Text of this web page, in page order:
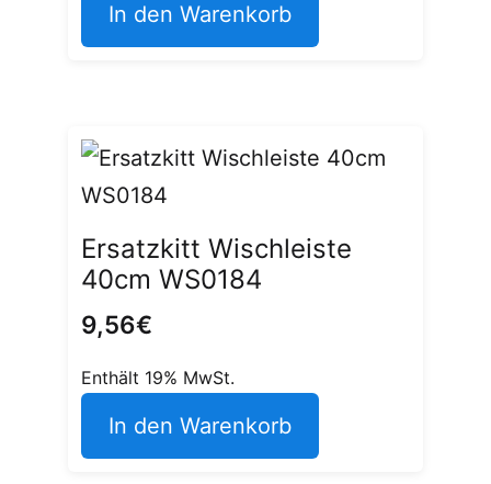
In den Warenkorb
Ersatzkitt Wischleiste
40cm WS0184
9,56€
Enthält 19% MwSt.
In den Warenkorb